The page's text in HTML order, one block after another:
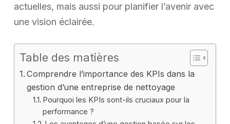
actuelles, mais aussi pour planifier l’avenir avec
une vision éclairée.
Table des matières
Comprendre l’importance des KPIs dans la
gestion d’une entreprise de nettoyage
Pourquoi les KPIs sont-ils cruciaux pour la
performance ?